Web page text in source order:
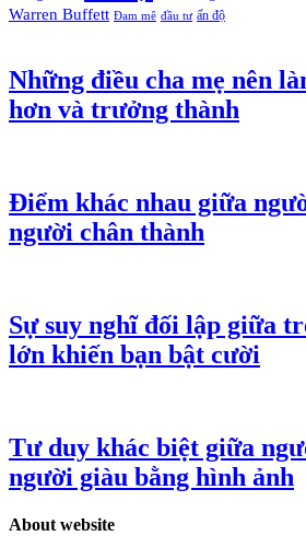
Warren Buffett Đam mê đầu tư ấn độ
Những điều cha mẹ nên
hơn và trưởng thành
Điểm khác nhau giữa
người chân thành
Sự suy nghĩ đối lập giữa
lớn khiến bạn bật cười
Tư duy khác biệt giữa
người giàu bằng hình ảnh
About website